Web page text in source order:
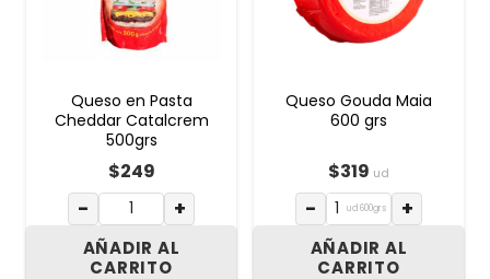
Queso en Pasta
Cheddar Catalcrem
500grs
$249
− +
AÑADIR AL
CARRITO
Queso Gouda Maia
600 grs
$319 ud
− ud 600grs +
AÑADIR AL
CARRITO